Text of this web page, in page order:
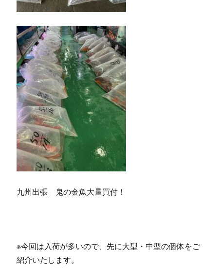
九州出張 鬼の金魚大量買付！
※今回は入荷が多いので、先に大型・中型の個体をご
紹介いたします。